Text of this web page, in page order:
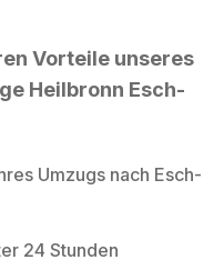
Vorteile unseres
Heilbronn Esch-
Umzugs nach Esch-
24 Stunden